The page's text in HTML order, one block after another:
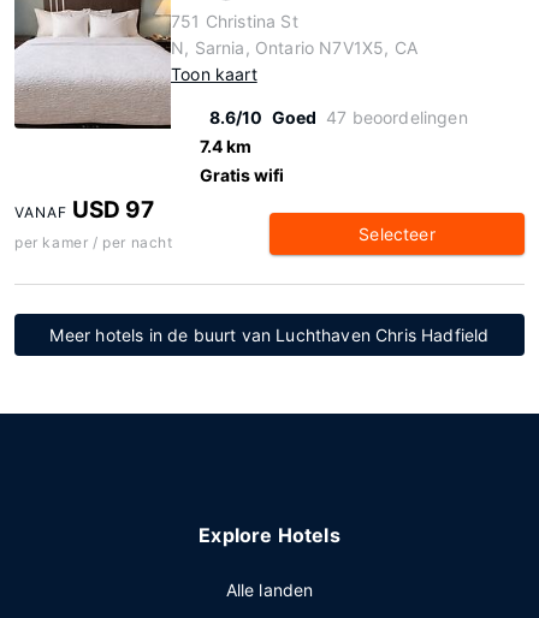
751 Christina St
N, Sarnia, Ontario N7V1X5, CA
Toon kaart
8.6/10 Goed 47 beoordelingen
7.4 km
Gratis wifi
VANAF USD 97
per kamer / per nacht Selecteer
Meer hotels in de buurt van Luchthaven Chris Hadfield
Explore Hotels
Alle landen